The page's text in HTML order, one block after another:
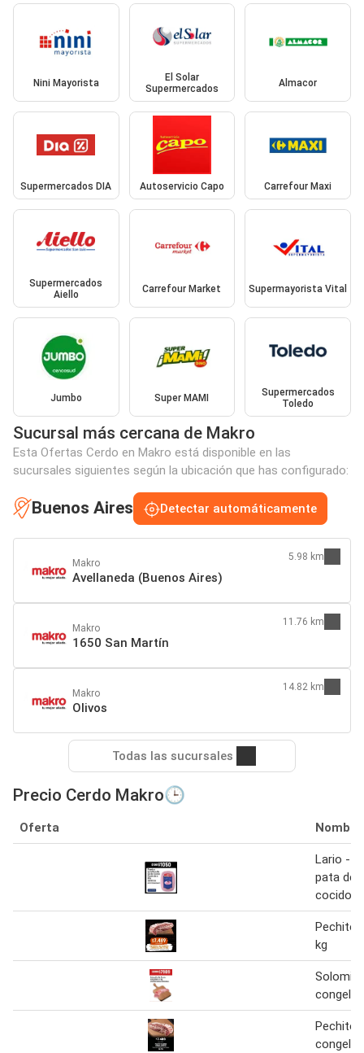
Nini Mayorista
El Solar
Supermercados
Almacor
Supermercados DIA Autoservicio Capo Carrefour Maxi
Supermercados
Aiello
Carrefour Market Supermayorista Vital
Jumbo Super MAMI
Supermercados
Toledo
Sucursal más cercana de Makro
Esta Ofertas Cerdo en Makro está disponible en las
sucursales siguientes según la ubicación que has configurado:
Buenos Aires Detectar automáticamente
Makro
Avellaneda (Buenos Aires)
5.98 km
Makro
1650 San Martín
11.76 km
Makro
Olivos
14.82 km
Todas las sucursales
Precio Cerdo Makro🕒
Oferta Nombre
Lario -
pata de
cocido
Pechito
kg
Pechito